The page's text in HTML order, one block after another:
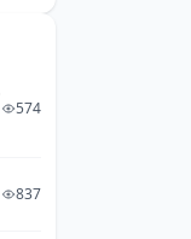
574
837